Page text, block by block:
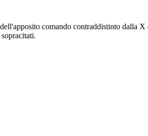
comando contraddistinto dalla